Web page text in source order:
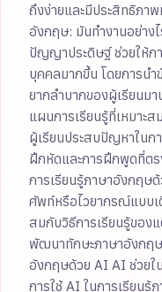
ถึงง่ายและมีประสิทธิภา
อังกฤษ: มันทำงานอย่า
ปัญญาประดิษฐ์ ช่วยให้ก
บุคคลมากขึ้น โดยการนำ
ยากลำบากของผู้เรียนม
แผนการเรียนรู้ที่เหมาะ
ผู้เรียนประสบปัญหาในก
ฝึกหัดและการฝึกพูดที่ต
การเรียนรู้ภาษาอังกฤษ
ศัพท์หรือไวยากรณ์แบบเ
สมกับวิธีการเรียนรู้ของ
พัฒนาทักษะภาษาอังกฤษ
อังกฤษด้วย AI AI ช่วยใ
การใช้ AI ในการเรียนรู้